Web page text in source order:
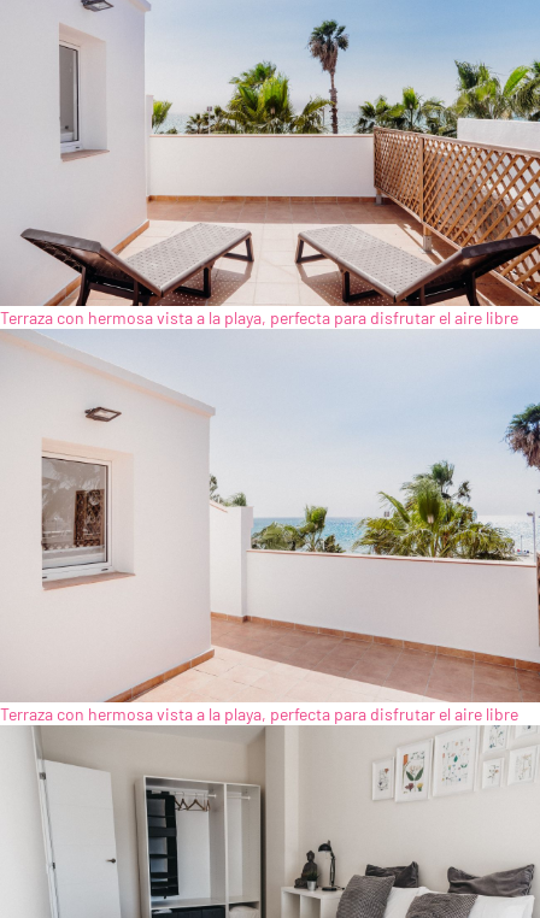
Terraza con hermosa vista a la playa, perfecta para disfrutar el aire libre
Terraza con hermosa vista a la playa, perfecta para disfrutar el aire libre